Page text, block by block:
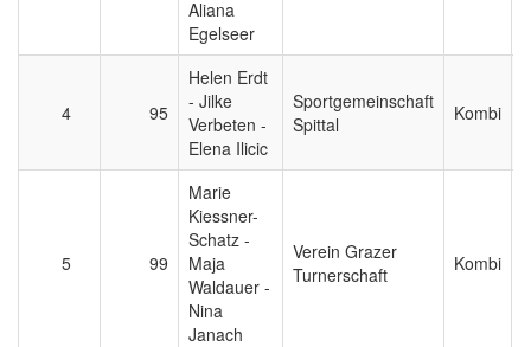
Aliana
Egelseer
4 95
Helen Erdt
- Jilke
Verbeten -
Elena Ilicic
Sportgemeinschaft
Spittal
Kombi
5 99
Marie
Kiessner-
Schatz -
Maja
Waldauer -
Nina
Janach
Verein Grazer
Turnerschaft
Kombi